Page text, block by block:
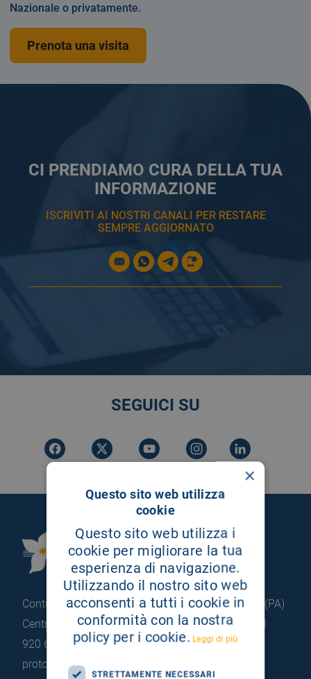
CI PRENDIAMO CURA DELLA TUA
INFORMAZIONE
ISCRIVITI AI NOSTRI CANALI PER RESTARE
SEMPRE AGGIORNATO
Nazionale o privatamente.
Prenota una visita
SEGUICI SU
Fondazione Istituto
G.Giglio di Cefalù
Contrada Pietrapollastra - Pisciotto 90015 Cefalù (PA)
Centralino: +39 0921 920 111 Portineria: +39 0921
920 663
protocollo@pec.hsrgiglio.it
×
Questo sito web utilizza
cookie
Questo sito web utilizza i
cookie per migliorare la tua
esperienza di navigazione.
Utilizzando il nostro sito web
acconsenti a tutti i cookie in
conformità con la nostra
policy per i cookie. Leggi di più
STRETTAMENTE NECESSARI